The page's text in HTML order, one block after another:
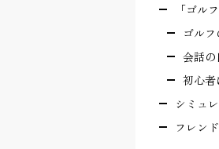
「ゴル
ゴル
会話
初心者
シミュ
フレン